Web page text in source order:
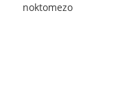
noktomezo